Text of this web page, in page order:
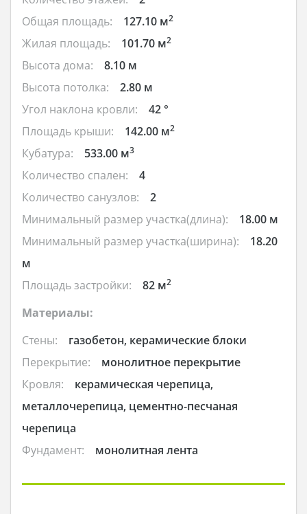
Общая площадь:
127.10 м2
Жилая площадь: 101.70 м2
Высота дома:
8.10 м
Высота потолка:
2.80 м
Угол наклона кровли:
42 °
Площадь крыши:
142.00 м2
Кубатура: 533.00 м3
Количество спален:
4
Количество санузлов:
2
Минимальный размер участка(длина):
18.00 м
Минимальный размер участка(ширина):
18.20
м
Площадь застройки:
82 м2
Материалы:
Стены:
газобетон, керамические блоки
Перекрытие:
монолитное перекрытие
Кровля:
керамическая черепица,
металлочерепица, цементно-песчаная
черепица
Фундамент:
монолитная лента